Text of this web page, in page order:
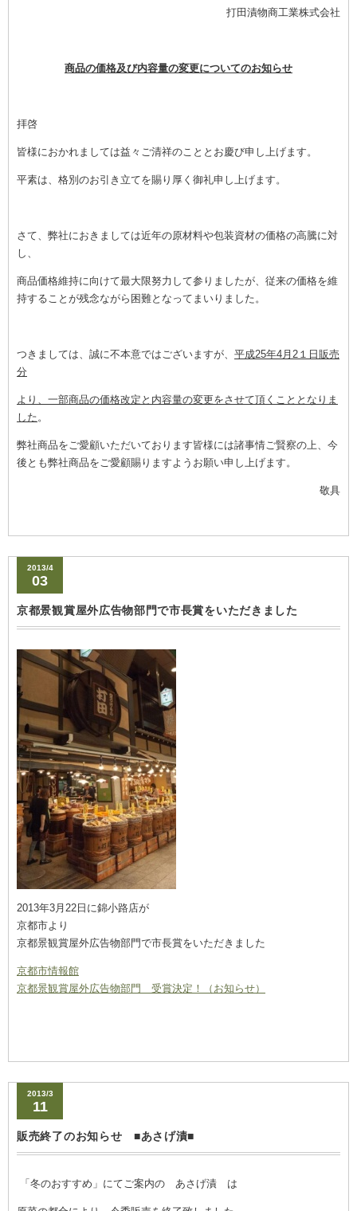
打田漬物商工業株式会社
商品の価格及び内容量の変更についてのお知らせ
拝啓
皆様におかれましては益々ご清祥のこととお慶び申し上げます。
平素は、格別のお引き立てを賜り厚く御礼申し上げます。
さて、弊社におきましては近年の原材料や包装資材の価格の高騰に対
し、
商品価格維持に向けて最大限努力して参りましたが、従来の価格を維
持することが残念ながら困難となってまいりました。
つきましては、誠に不本意ではございますが、 平成25年4月 2 １日販売
分
より、一部商品の価格改定と内容量の変更をさせて頂くこととなりま
した。
弊社商品をご愛顧いただいております皆様には諸事情ご賢察の上、今
後とも弊社商品をご愛顧賜りますようお願い申し上げます。
敬具
2013/4
03
京都景観賞屋外広告物部門で市長賞をいただきました
2013年3月22日に錦小路店が
京都市より
京都景観賞屋外広告物部門で市長賞をいただきました
京都市情報館
京都景観賞屋外広告物部門 受賞決定！（お知らせ）
2013/3
11
販売終了のお知らせ ■あさげ漬■
「冬のおすすめ」にてご案内の あさげ漬 は